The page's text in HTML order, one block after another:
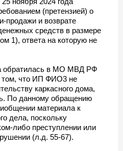
(претензией) о
продажи и возврате
средств в размере
1), ответа на которую не
обратилась в МО МВД РФ
том, что ИП ФИО3 не
каркасного дома,
По данному обращению
материала к
дела, поскольку
либо преступлении или
(л.д. 55-67).